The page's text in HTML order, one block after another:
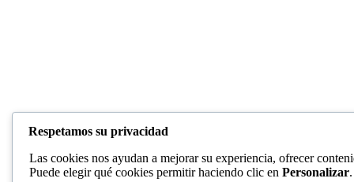
Respetamos su privacidad
Las cookies nos ayudan a mejorar su experiencia, ofrecer
Puede elegir qué cookies permitir haciendo clic en Personalizar